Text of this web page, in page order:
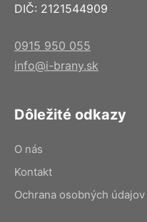
DIČ: 2121544909
0915 950 055
info@i-brany.sk
Dôležité odkazy
O nás
Kontakt
Ochrana osobných údajov